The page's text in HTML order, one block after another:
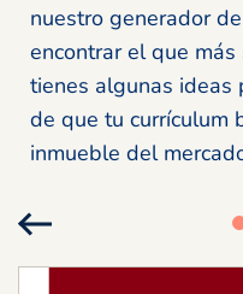
nuestro generador
encontrar el que
tienes algunas ideas
de que tu currículum
inmueble del